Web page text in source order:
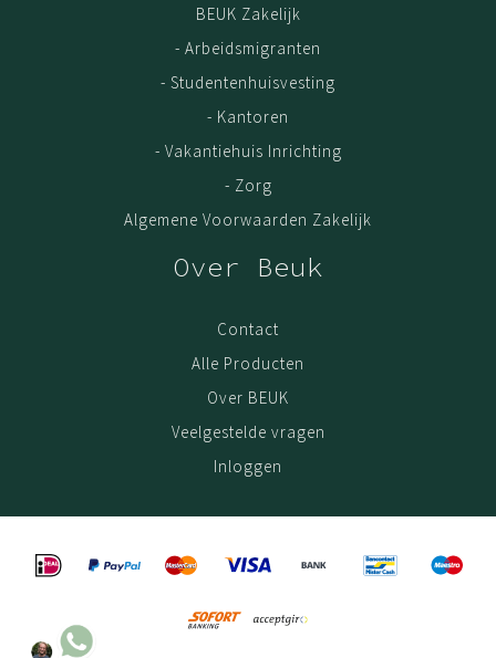
meubel verhuizen; de kwaliteit blijft. De garantie op Beuk
Meubels is 3 (drie) jaar. Geldig vanaf het moment van
aankoop online. Als bewijs van aankoop is de
Bureau met opberg
Bureautafel
Ergonomische zit sta kruk
BEUK Zakelijk
- Arbeidsmigranten
- Studentenhuisvesting
- Kantoren
- Vakantiehuis Inrichting
- Zorg
Algemene Voorwaarden Zakelijk
Over Beuk
Contact
Alle Producten
Over BEUK
Veelgestelde vragen
Inloggen